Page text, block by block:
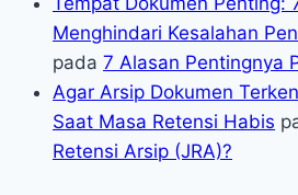
Menghindari Kesalahan
pada 7 Alasan Pentingnya
Agar Arsip Dokumen
Saat Masa Retensi Habis
Retensi Arsip (JRA)?